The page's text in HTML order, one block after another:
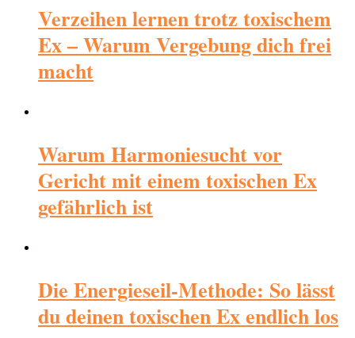
Verzeihen lernen trotz toxischem
Ex – Warum Vergebung dich frei
macht
Warum Harmoniesucht vor
Gericht mit einem toxischen Ex
gefährlich ist
Die Energieseil-Methode: So lässt
du deinen toxischen Ex endlich los